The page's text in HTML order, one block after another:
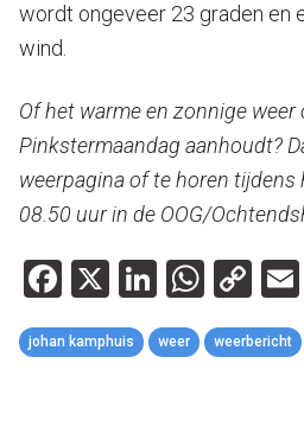
wordt ongeveer 23 graden en
wind.
Of het warme en zonnige weer
Pinkstermaandag aanhoudt?
weerpagina of te horen
08.50 uur in de OOG/
Facebook
X LinkedIn
Link
johan kamphuis weer weerbericht